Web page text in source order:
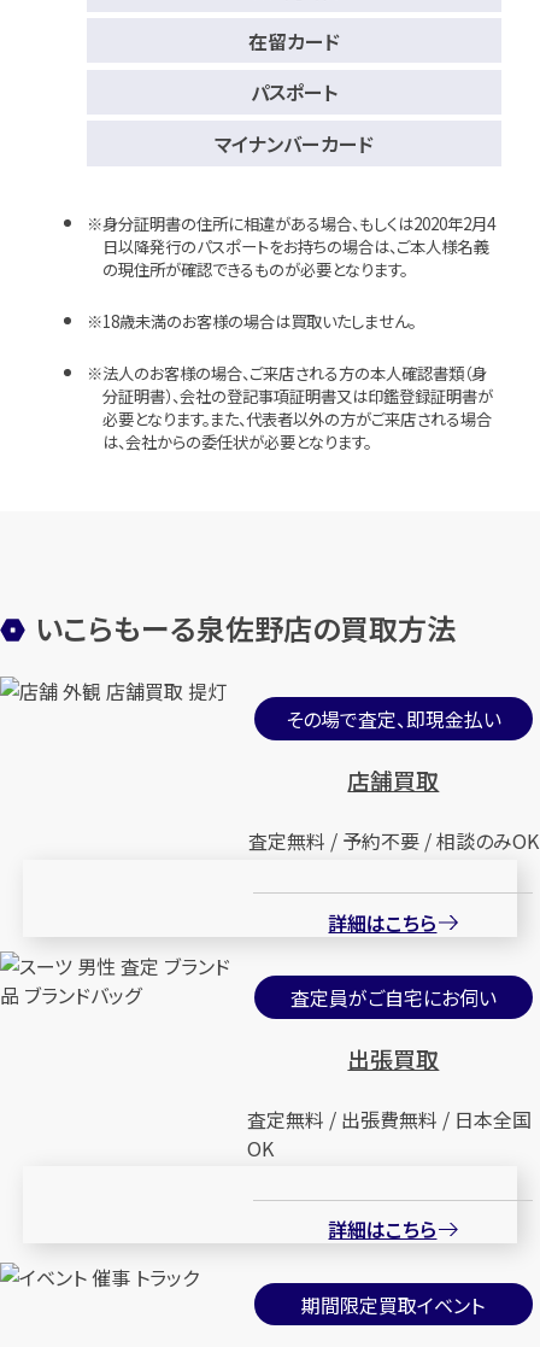
在留カード
パスポート
マイナンバーカード
身分証明書の住所に相違がある場合、もしくは2020年2月4
日以降発行のパスポートをお持ちの場合は、ご本人様名義
の現住所が確認できるものが必要となります。
18歳未満のお客様の場合は買取いたしません。
法人のお客様の場合、ご来店される方の本人確認書類（身
分証明書）、会社の登記事項証明書又は印鑑登録証明書が
必要となります。また、代表者以外の方がご来店される場合
は、会社からの委任状が必要となります。
いこらもーる泉佐野店の買取方法
その場で査定、即現金払い
店舗買取
査定無料 / 予約不要 / 相談のみOK
詳細はこちら
査定員がご自宅にお伺い
出張買取
査定無料 / 出張費無料 / 日本全国
OK
詳細はこちら
期間限定買取イベント